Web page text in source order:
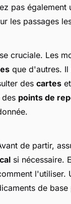
pas également
les passages
cruciale. Les
que d'autres.
des cartes
des points de
de partir,
si nécessaire.
l'utiliser.
de